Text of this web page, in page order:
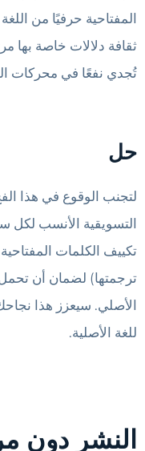
المفتاحية حرفيًا من
ثقافة دلالات خاصة بها
تُجدي نفعًا في محركات
حل
لتجنب الوقوع في هذا
التسويقية الأنسب لكل
تكييف الكلمات
ترجمتها) لضمان أن
الأصلي. سيعزز هذا
للغة الأصلية.
النشر دون